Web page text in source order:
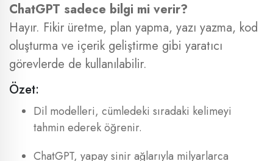
ChatGPT sadece bilgi mi verir?
Hayır. Fikir üretme, plan yapma, yazı yazma, kod
oluşturma ve içerik geliştirme gibi yaratıcı
görevlerde de kullanılabilir.
Özet:
Dil modelleri, cümledeki sıradaki kelimeyi
tahmin ederek öğrenir.
ChatGPT, yapay sinir ağlarıyla milyarlarca